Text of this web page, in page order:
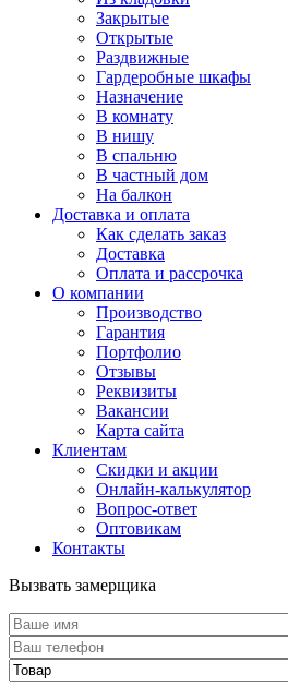
Закрытые
Открытые
Раздвижные
Гардеробные шкафы
Назначение
В комнату
В нишу
В спальню
В частный дом
На балкон
Доставка и оплата
Как сделать заказ
Доставка
Оплата и рассрочка
О компании
Производство
Гарантия
Портфолио
Отзывы
Реквизиты
Вакансии
Карта сайта
Клиентам
Скидки и акции
Онлайн-калькулятор
Вопрос-ответ
Оптовикам
Контакты
Вызвать замерщика